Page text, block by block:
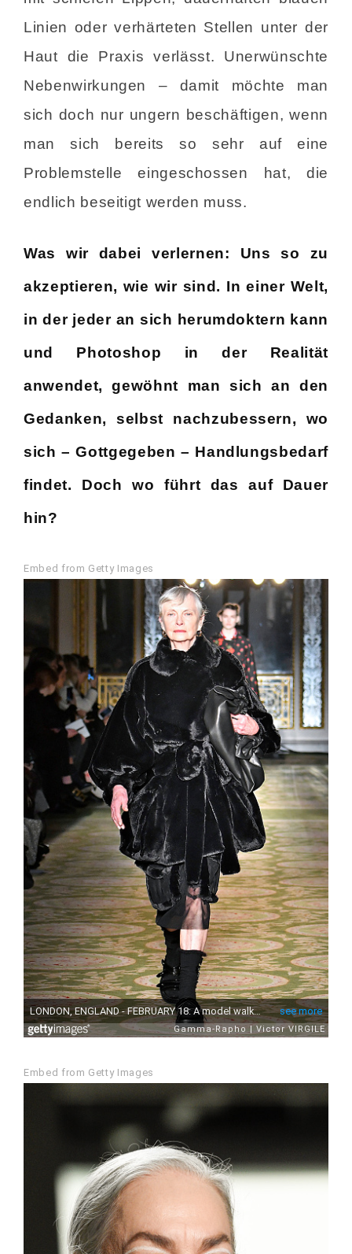
Linien oder verhärteten Stellen unter der
Haut die Praxis verlässt. Unerwünschte
Nebenwirkungen – damit möchte man
sich doch nur ungern beschäftigen, wenn
man sich bereits so sehr auf eine
Problemstelle eingeschossen hat, die
endlich beseitigt werden muss.
Was wir dabei verlernen: Uns so zu
akzeptieren, wie wir sind. In einer Welt,
in der jeder an sich herumdoktern kann
und Photoshop in der Realität
anwendet, gewöhnt man sich an den
Gedanken, selbst nachzubessern, wo
sich – Gottgegeben – Handlungsbedarf
findet. Doch wo führt das auf Dauer
hin?
Embed from Getty Images
Embed from Getty Images